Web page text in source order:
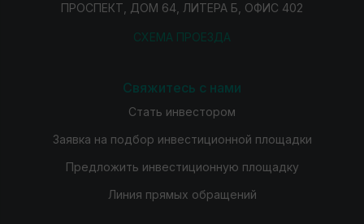
ПРОСПЕКТ, ДОМ 64, ЛИТЕРА Б, ОФИС 402
СХЕМА ПРОЕЗДА
Свяжитесь с нами
Стать инвестором
Заявка на подбор инвестиционной площадки
Предложить инвестиционную площадку
Линия прямых обращений